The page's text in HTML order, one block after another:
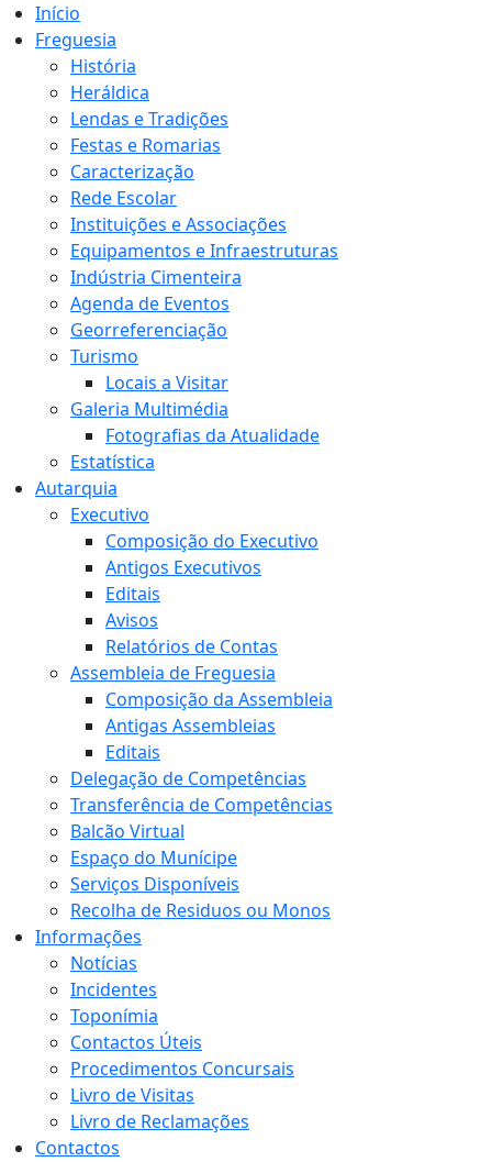
Início
Freguesia
História
Heráldica
Lendas e Tradições
Festas e Romarias
Caracterização
Rede Escolar
Instituições e Associações
Equipamentos e Infraestruturas
Indústria Cimenteira
Agenda de Eventos
Georreferenciação
Turismo
Locais a Visitar
Galeria Multimédia
Fotografias da Atualidade
Estatística
Autarquia
Executivo
Composição do Executivo
Antigos Executivos
Editais
Avisos
Relatórios de Contas
Assembleia de Freguesia
Composição da Assembleia
Antigas Assembleias
Editais
Delegação de Competências
Transferência de Competências
Balcão Virtual
Espaço do Munícipe
Serviços Disponíveis
Recolha de Residuos ou Monos
Informações
Notícias
Incidentes
Toponímia
Contactos Úteis
Procedimentos Concursais
Livro de Visitas
Livro de Reclamações
Contactos